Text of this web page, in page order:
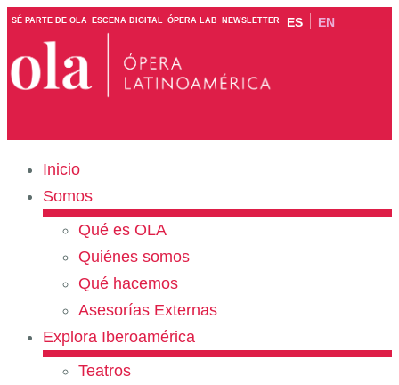
SÉ PARTE DE OLA ESCENA DIGITAL ÓPERA LAB NEWSLETTER ES EN
Inicio
Somos
Qué es OLA
Quiénes somos
Qué hacemos
Asesorías Externas
Explora Iberoamérica
Teatros